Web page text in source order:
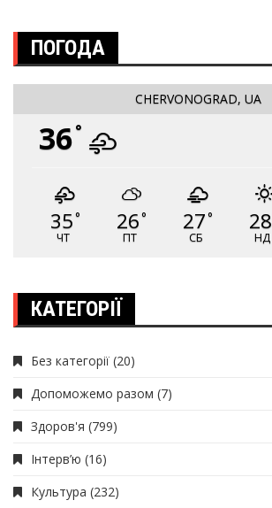
ПОГОДА
CHERVONOGRAD, UA
36°
35°
ЧТ
26°
ПТ
27°
СБ
28
НД
КАТЕГОРІЇ
Без категорії (20)
Допоможемо разом (7)
Здоров'я (799)
Інтерв’ю (16)
Культура (232)